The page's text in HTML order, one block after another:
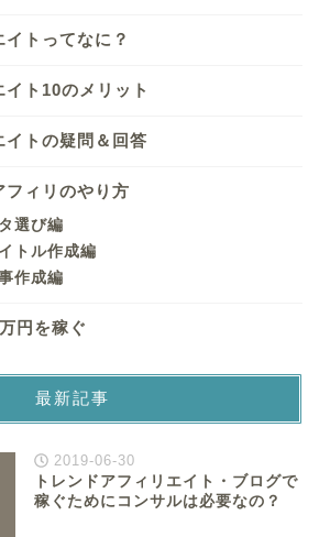
イトってなに？
イト10のメリット
イトの疑問＆回答
フィリのやり方
選び編
トル作成編
作成編
円を稼ぐ
最新記事
2019-06-30
トレンドアフィリエイト・ブログで
稼ぐためにコンサルは必要なの？